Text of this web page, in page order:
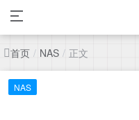
首页 / NAS / 正文
NAS